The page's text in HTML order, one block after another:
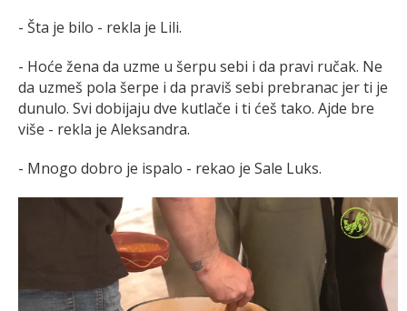
- Šta je bilo - rekla je Lili.
- Hoće žena da uzme u šerpu sebi i da pravi ručak. Ne
da uzmeš pola šerpe i da praviš sebi prebranac jer ti je
dunulo. Svi dobijaju dve kutlače i ti ćeš tako. Ajde bre
više - rekla je Aleksandra.
- Mnogo dobro je ispalo - rekao je Sale Luks.